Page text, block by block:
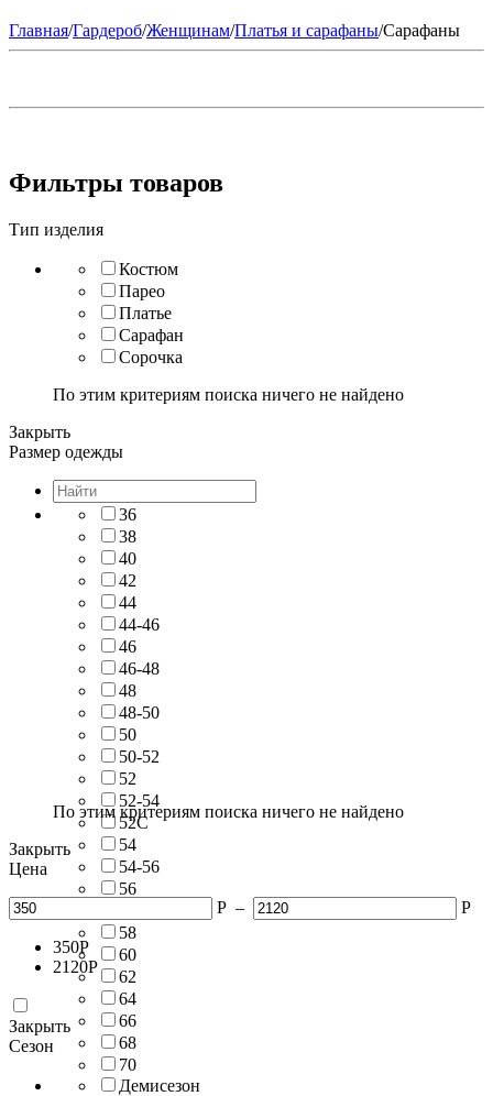
Главная/Гардероб/Женщинам/Платья и сарафаны/Сарафаны
Фильтры товаров
Тип изделия
Костюм
Парео
Платье
Сарафан
Сорочка
По этим критериям поиска ничего не найдено
Закрыть
Размер одежды
36
38
40
42
44
44-46
46
46-48
48
48-50
50
50-52
52
52-54
52С
54
54-56
56
58
60
62
64
66
68
70
По этим критериям поиска ничего не найдено
Закрыть
Цена
Р – Р
350Р
2120Р
Закрыть
Сезон
Демисезон